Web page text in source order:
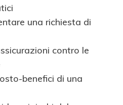
una richiesta di
contro le
benefici di una